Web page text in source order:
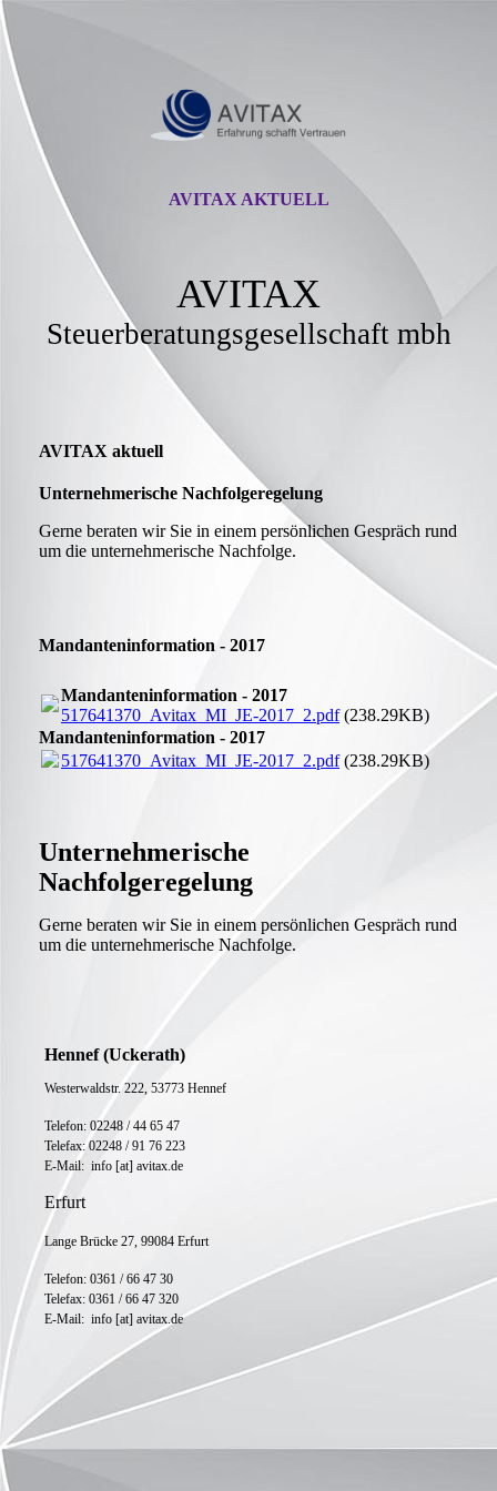
AVITAX AKTUELL
AVITAX
Steuerberatungsgesellschaft mbh
AVITAX aktuell
Unternehmerische Nachfolgeregelung
Gerne beraten wir Sie in einem persönlichen Gespräch rund
um die unternehmerische Nachfolge.
Mandanteninformation - 2017
Mandanteninformation - 2017
517641370_Avitax_MI_JE-2017_2.pdf(238.29KB)
Mandanteninformation - 2017
517641370_Avitax_MI_JE-2017_2.pdf(238.29KB)
Unternehmerische
Nachfolgeregelung
Gerne beraten wir Sie in einem persönlichen Gespräch rund
um die unternehmerische Nachfolge.
Hennef (Uckerath)
Westerwaldstr. 222, 53773 Hennef
Telefon: 02248 / 44 65 47
Telefax: 02248 / 91 76 223
E-Mail: info [at] avitax.de
Erfurt
Lange Brücke 27, 99084 Erfurt
Telefon: 0361 / 66 47 30
Telefax: 0361 / 66 47 320
E-Mail: info [at] avitax.de